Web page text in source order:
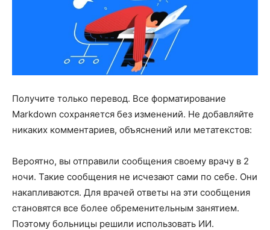
Получите только перевод. Все форматирование
Markdown сохраняется без изменений. Не добавляйте
никаких комментариев, объяснений или метатекстов:
Вероятно, вы отправили сообщения своему врачу в 2
ночи. Такие сообщения не исчезают сами по себе. Они
накапливаются. Для врачей ответы на эти сообщения
становятся все более обременительным занятием.
Поэтому больницы решили использовать ИИ.